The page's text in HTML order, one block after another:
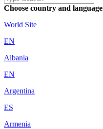
Choose country and language
World Site
EN
Albania
EN
Argentina
ES
Armenia